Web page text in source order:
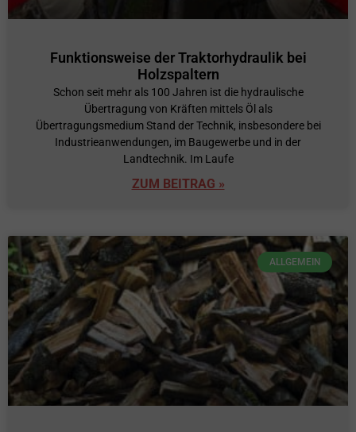
Funktionsweise der Traktorhydraulik bei
Holzspaltern
Schon seit mehr als 100 Jahren ist die hydraulische
Übertragung von Kräften mittels Öl als
Übertragungsmedium Stand der Technik, insbesondere bei
Industrieanwendungen, im Baugewerbe und in der
Landtechnik. Im Laufe
ZUM BEITRAG »
ALLGEMEIN